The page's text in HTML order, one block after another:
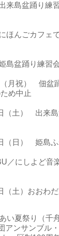
島盆踊り練
んごカフェ
盆踊り練習会
月祝） 佃盆
め中止
（土） 出来
（日） 姫島
／にしよど音
（土）おおわ
い夏祭り（千
アンサンブル